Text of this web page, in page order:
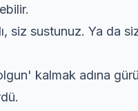
siz sustunuz. Ya da
kalmak adına